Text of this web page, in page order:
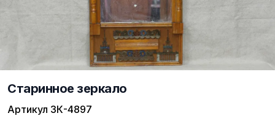
Старинное зеркало
Артикул ЗК-4897